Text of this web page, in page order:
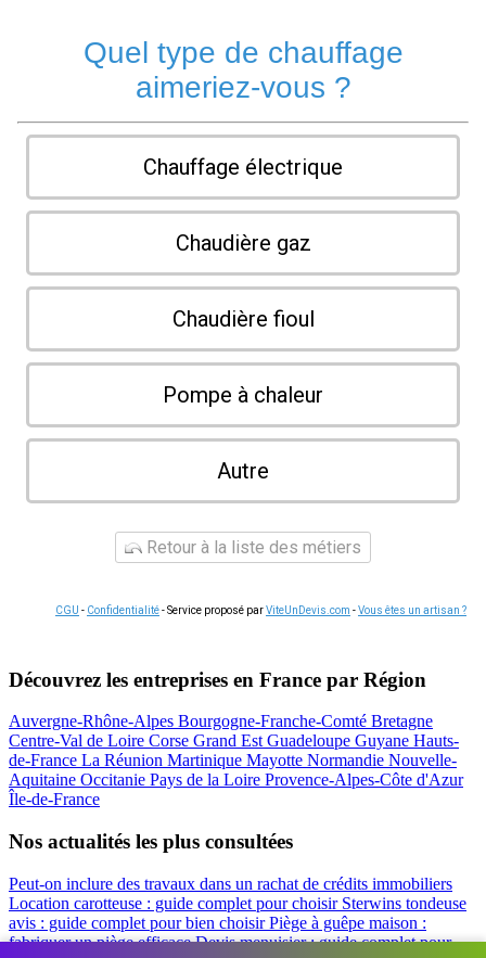
Quel type de chauffage
aimeriez-vous ?
Chauffage électrique
Chaudière gaz
Chaudière fioul
Pompe à chaleur
Autre
Retour à la liste des métiers
CGU - Confidentialité- Service proposé parViteUnDevis.com -Vous êtes un artisan ?
Découvrez les entreprises en France par Région
Auvergne-Rhône-Alpes Bourgogne-Franche-Comté Bretagne
Centre-Val de Loire Corse Grand EstGuadeloupe Guyane Hauts-
de-France La Réunion Martinique Mayotte Normandie Nouvelle-
Aquitaine Occitanie Pays de la Loire Provence-Alpes-Côte d'Azur
Île-de-France
Nos actualités les plus consultées
Peut-on inclure des travaux dans un rachat de crédits immobiliers
Location carotteuse : guide complet pour choisir Sterwins tondeuse
avis : guide complet pour bien choisirPiège à guêpe maison :
fabriquer un piège efficaceDevis menuisier : guide complet pour